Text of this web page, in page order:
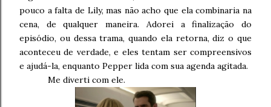
pouco a falta de Lily, mas não acho que ela combinaria na
cena, de qualquer maneira. Adorei a finalização do
episódio, ou dessa trama, quando ela retorna, diz o que
aconteceu de verdade, e eles tentam ser compreensivos
e ajudá-la, enquanto Pepper lida com sua agenda agitada.
Me diverti com ele.